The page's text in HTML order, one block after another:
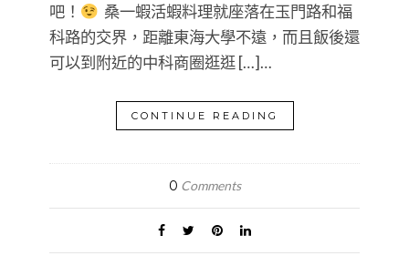
吧！
​​​​​ 桑一蝦活蝦料理就座落在玉門路和福
科路的交界，距離東海大學不遠，而且飯後還
可以到附近的中科商圈逛逛 […]…
CONTINUE READING
0 Comments